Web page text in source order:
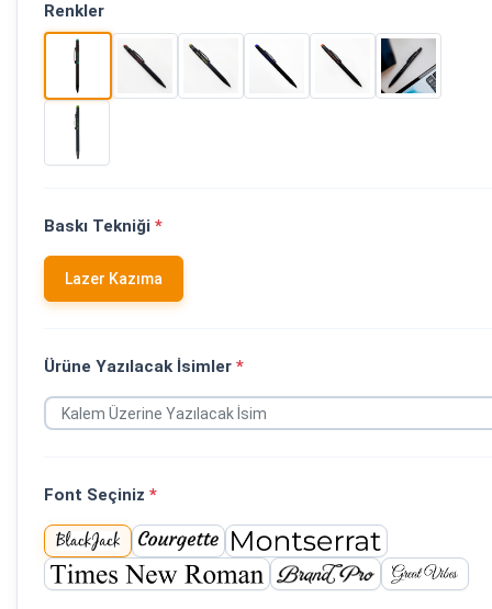
Renkler
Baskı Tekniği *
Lazer Kazıma
Ürüne Yazılacak İsimler *
Font Seçiniz *